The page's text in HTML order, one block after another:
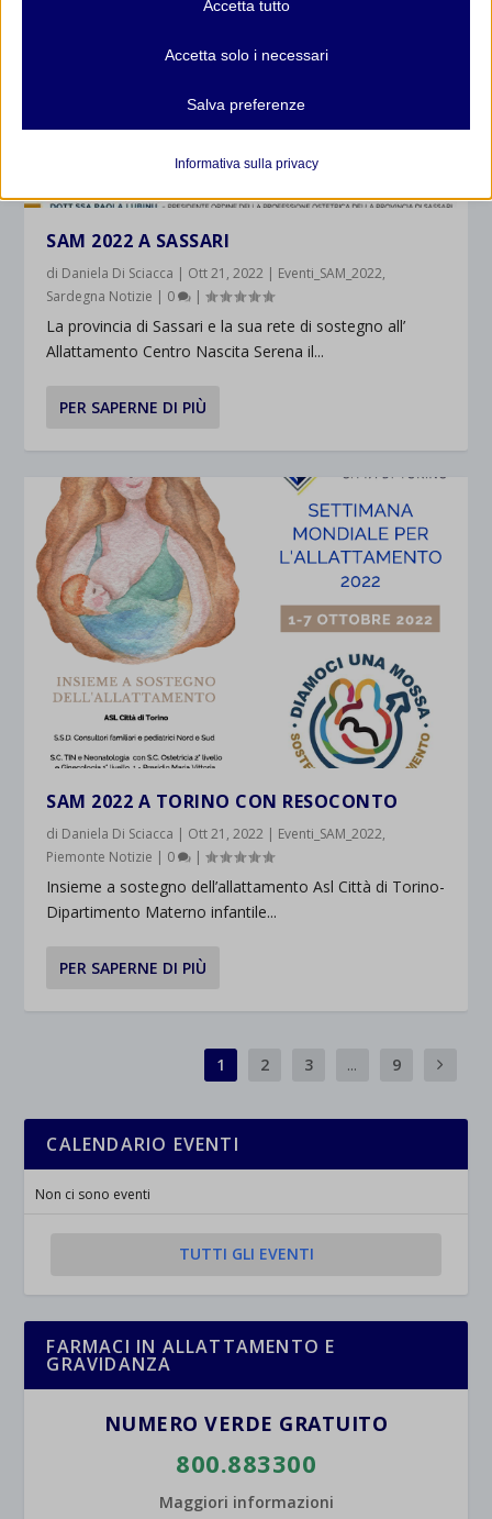
SAM 2022 A SASSARI
di Daniela Di Sciacca | Ott 21, 2022 | Eventi_SAM_2022,
Sardegna Notizie | 0 |
La provincia di Sassari e la sua rete di sostegno all’
Allattamento Centro Nascita Serena il...
PER SAPERNE DI PIÙ
SAM 2022 A TORINO CON RESOCONTO
di Daniela Di Sciacca | Ott 21, 2022 | Eventi_SAM_2022,
Piemonte Notizie | 0 |
Insieme a sostegno dell’allattamento Asl Città di Torino-
Dipartimento Materno infantile...
PER SAPERNE DI PIÙ
1 2 3 ... 9
CALENDARIO EVENTI
Non ci sono eventi
TUTTI GLI EVENTI
FARMACI IN ALLATTAMENTO E
GRAVIDANZA
NUMERO VERDE GRATUITO
800.883300
Maggiori informazioni
I cookie e i servizi essenziali abilitano le funzioni di base e sono
e servizi non richiedono il consenso dell'utente secondo il GDPR.
wp-settings-*
wp-settings-time-*
Analitici
interagiscono con il nostro sito web.
Mostra dettagli
_ga
_ga_*
Altri servizi
Questa categoria include tutti i cookie, i domini e i servizi che non
rientrano nelle altre categorie specifiche o che non sono stati
esplicitamente categorizzati.
Accetta tutto
Accetta solo i necessari
Salva preferenze
Informativa sulla privacy